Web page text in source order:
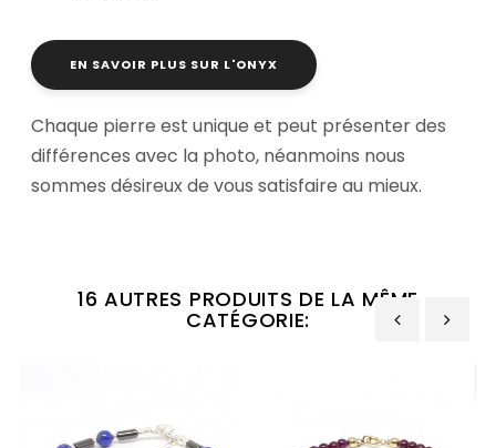
EN SAVOIR PLUS SUR L'ONYX
Chaque pierre est unique et peut présenter des
différences avec la photo, néanmoins nous
sommes désireux de vous satisfaire au mieux.
16 AUTRES PRODUITS DE LA MÊME
CATÉGORIE: